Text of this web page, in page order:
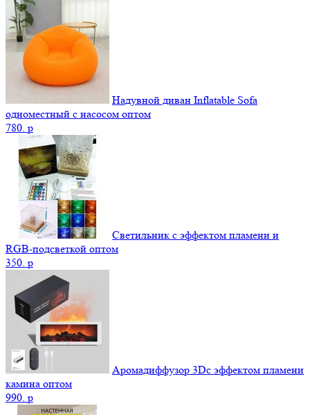
Надувной диван Inflatable Sofa
одноместный с насосом оптом
780. p
Светильник с эффектом пламени и
RGB-подсветкой оптом
350. p
Аромадиффузор 3Dс эффектом пламени
камина оптом
990. p